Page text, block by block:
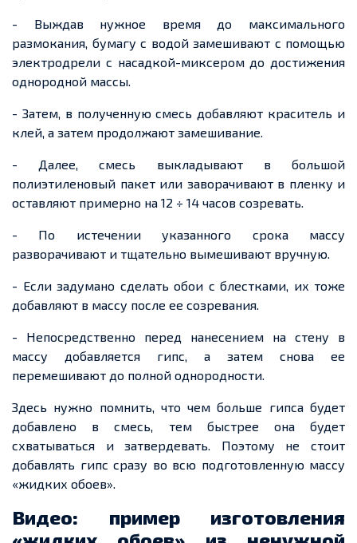
- Выждав нужное время до максимального
размокания, бумагу с водой замешивают с помощью
электродрели с насадкой-миксером до достижения
однородной массы.
- Затем, в полученную смесь добавляют краситель и
клей, а затем продолжают замешивание.
- Далее, смесь выкладывают в большой
полиэтиленовый пакет или заворачивают в пленку и
оставляют примерно на 12 ÷ 14 часов созревать.
- По истечении указанного срока массу
разворачивают и тщательно вымешивают вручную.
- Если задумано сделать обои с блестками, их тоже
добавляют в массу после ее созревания.
- Непосредственно перед нанесением на стену в
массу добавляется гипс, а затем снова ее
перемешивают до полной однородности.
Здесь нужно помнить, что чем больше гипса будет
добавлено в смесь, тем быстрее она будет
схватываться и затвердевать. Поэтому не стоит
добавлять гипс сразу во всю подготовленную массу
«жидких обоев».
Видео: пример изготовления